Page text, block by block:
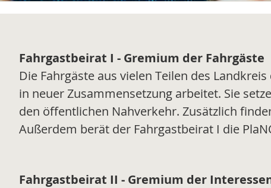
Fahrgastbeirat I - Gremium der Fahrgäste
Die Fahrgäste aus vielen Teilen des
in neuer Zusammensetzung arbeitet. Sie
den öffentlichen Nahverkehr. Zusätzlich
Außerdem berät der Fahrgastbeirat I die
Fahrgastbeirat II - Gremium der